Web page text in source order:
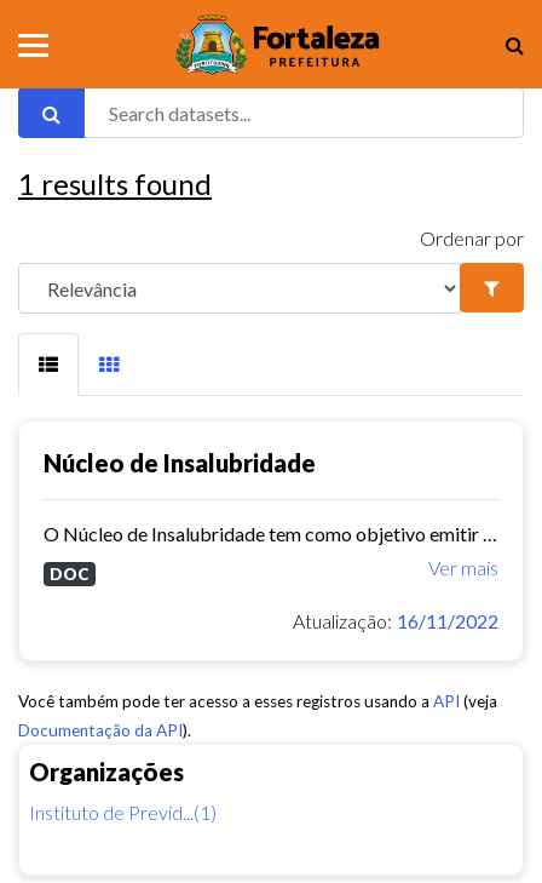
Organizações
Instituto de Previd...(1)
1 results found
Ordenar por
Núcleo de Insalubridade
Ver mais
DOC
Atualização: 16/11/2022
Você também pode ter acesso a esses registros usando a API (veja
Documentação da API).